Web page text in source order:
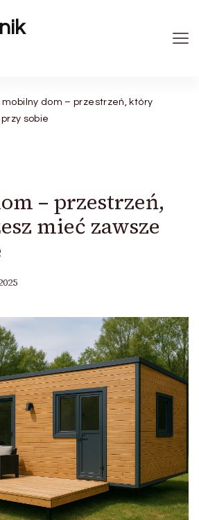
mobilny dom – przestrzeń, który
sobie
– przestrzeń,
mieć zawsze